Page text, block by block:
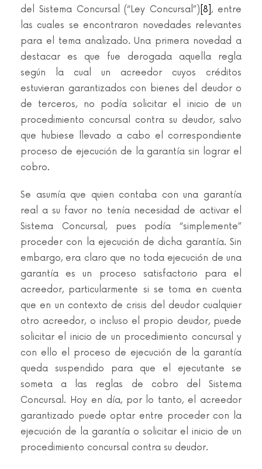
del Sistema Concursal (“Ley Concursal”) [8] , entre
las cuales se encontraron novedades relevantes
para el tema analizado. Una primera novedad a
destacar es que fue derogada aquella regla
según la cual un acreedor cuyos créditos
estuvieran garantizados con bienes del deudor o
de terceros, no podía solicitar el inicio de un
procedimiento concursal contra su deudor, salvo
que hubiese llevado a cabo el correspondiente
proceso de ejecución de la garantía sin lograr el
cobro.
Se asumía que quien contaba con una garantía
real a su favor no tenía necesidad de activar el
Sistema Concursal, pues podía “simplemente”
proceder con la ejecución de dicha garantía. Sin
embargo, era claro que no toda ejecución de una
garantía es un proceso satisfactorio para el
acreedor, particularmente si se toma en cuenta
que en un contexto de crisis del deudor cualquier
otro acreedor, o incluso el propio deudor, puede
solicitar el inicio de un procedimiento concursal y
con ello el proceso de ejecución de la garantía
queda suspendido para que el ejecutante se
someta a las reglas de cobro del Sistema
Concursal. Hoy en día, por lo tanto, el acreedor
garantizado puede optar entre proceder con la
ejecución de la garantía o solicitar el inicio de un
procedimiento concursal contra su deudor.